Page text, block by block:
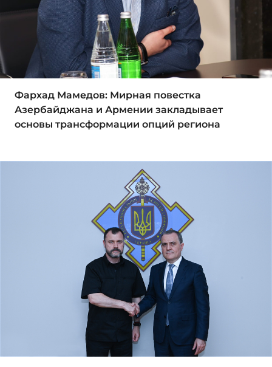
Фархад Мамедов: Мирная повестка
Азербайджана и Армении закладывает
основы трансформации опций региона